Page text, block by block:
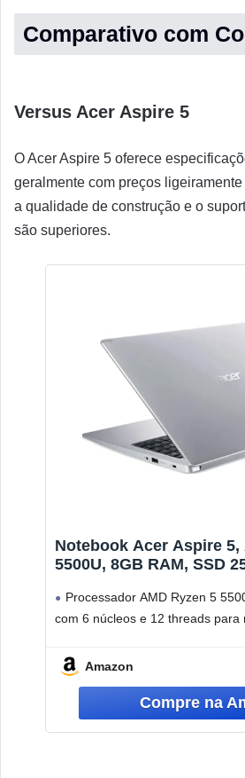
Comparativo com
Versus Acer Aspire 5
O Acer Aspire 5 oferece
geralmente com preços
a qualidade de construção e o
são superiores.
Notebook Acer Aspire 5,
5500U, 8GB RAM, SSD
Processador AMD Ryzen 5
com 6 núcleos e 12 threads para
TelaAmazon